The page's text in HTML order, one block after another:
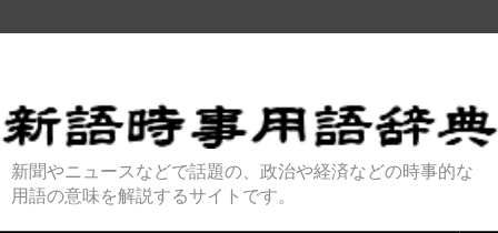
新聞やニュースなどで話題の、政治や経済などの時事的な
用語の意味を解説するサイトです。